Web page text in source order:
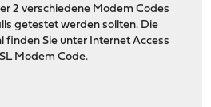
2 verschiedene Modem Codes
getestet werden sollten. Die
finden Sie unter Internet Access
Modem Code.